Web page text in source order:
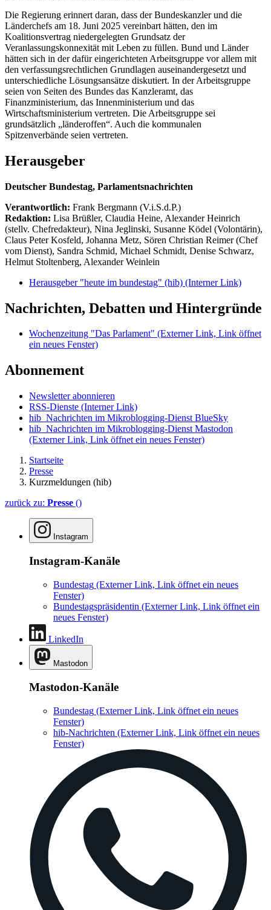
Die Regierung erinnert daran, dass der Bundeskanzler und die
Länderchefs am 18. Juni 2025 vereinbart hätten, den im
Koalitionsvertrag niedergelegten Grundsatz der
Veranlassungskonnexität mit Leben zu füllen. Bund und Länder
hätten sich in der dafür eingerichteten Arbeitsgruppe vor allem mit
den verfassungsrechtlichen Grundlagen auseinandergesetzt und
unterschiedliche Lösungsansätze diskutiert. In der Arbeitsgruppe
seien von Seiten des Bundes das Kanzleramt, das
Finanzministerium, das Innenministerium und das
Wirtschaftsministerium vertreten. Die Arbeitsgruppe sei
grundsätzlich „länderoffen“. Auch die kommunalen
Spitzenverbände seien vertreten.
Herausgeber
Deutscher Bundestag, Parlamentsnachrichten
Verantwortlich: Frank Bergmann (V.i.S.d.P.)
Redaktion: Lisa Brüßler, Claudia Heine, Alexander Heinrich
(stellv. Chefredakteur), Nina Jeglinski, Susanne Ködel (Volontärin),
Claus Peter Kosfeld, Johanna Metz, Sören Christian Reimer (Chef
vom Dienst), Sandra Schmid, Michael Schmidt, Denise Schwarz,
Helmut Stoltenberg, Alexander Weinlein
Herausgeber "heute im bundestag" (hib) (Interner Link)
Nachrichten, Debatten und Hintergründe
Wochenzeitung "Das Parlament" (Externer Link, Link öffnet
ein neues Fenster)
Abonnement
Newsletter abonnieren
RSS-Dienste (Interner Link)
hib_Nachrichten im Mikroblogging-Dienst BlueSky
hib_Nachrichten im Mikroblogging-Dienst Mastodon
(Externer Link, Link öffnet ein neues Fenster)
Startseite
Presse
Kurzmeldungen (hib)
zurück zu: Presse ()
Instagram
Instagram-Kanäle
Bundestag (Externer Link, Link öffnet ein neues
Fenster)
Bundestagspräsidentin (Externer Link, Link öffnet ein
neues Fenster)
LinkedIn
Mastodon
Mastodon-Kanäle
Bundestag (Externer Link, Link öffnet ein neues
Fenster)
hib-Nachrichten (Externer Link, Link öffnet ein neues
Fenster)